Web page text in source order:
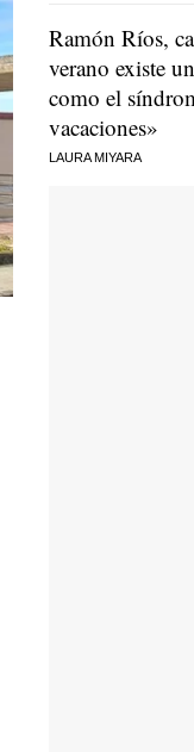
Ramón Ríos,
verano existe
como el
vacaciones»
LAURA MIYARA